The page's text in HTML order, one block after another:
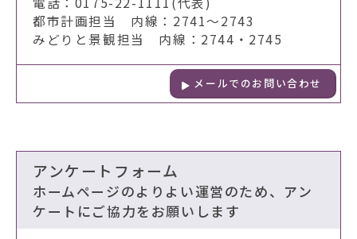
都市計画担当 内線：2741～2743
みどりと景観担当 内線：2744・2745
メールでのお問い合わせ
アンケートフォーム
ホームページのよりよい運営のため、アン
ケートにご協力をお願いします